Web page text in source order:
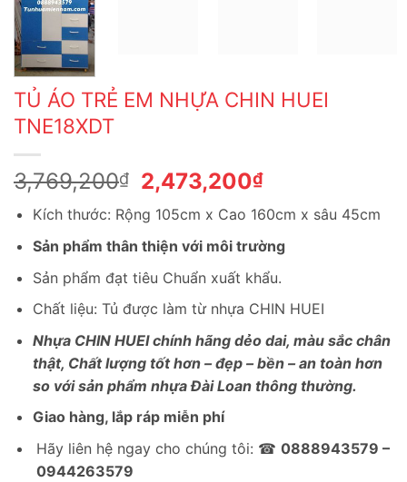
TỦ ÁO TRẺ EM NHỰA CHIN HUEI
TNE18XDT
3,769,200₫
Giá
gốc
là:
3,769,200₫.
2,473,200₫Giá
hiện
tại
là:
2,473,200₫.
Kích thước: Rộng 105cm x Cao 160cm x sâu 45cm
Sản phẩm thân thiện với môi trường
Sản phẩm đạt tiêu Chuẩn xuất khẩu.
Chất liệu: Tủ được làm từ nhựa CHIN HUEI
Nhựa CHIN HUEI chính hãng dẻo dai, màu sắc chân
thật, Chất lượng tốt hơn – đẹp – bền – an toàn hơn
so với sản phẩm nhựa Đài Loan thông thường.
Giao hàng, lắp ráp miễn phí
Hãy liên hệ ngay cho chúng tôi: ☎ 0888943579 –
0944263579